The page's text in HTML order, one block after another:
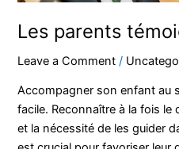
Les parents
Leave a Comment /
Accompagner son enfant au
facile. Reconnaître à la fois le
et la nécessité de les guider